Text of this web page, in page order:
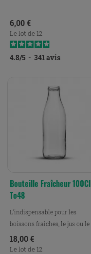
Prix
6,00 €
Le lot de 12
4.8/5 - 341avis
Bouteille Fraîcheur 100Cl
To48
L'indispensable pour les
boissons fraiches, le jus ou le
lait.
Prix
18,00 €
Le lot de 12